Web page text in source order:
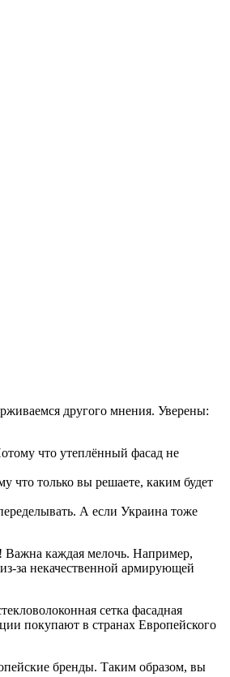
другого мнения. Уверены:
что утеплённый фасад не
что только вы решаете, каким будет
А если Украина тоже
! Важна каждая мелочь. Например,
из-за некачественной армирующей
сетка фасадная
покупают в странах Европейского
бренды. Таким образом, вы